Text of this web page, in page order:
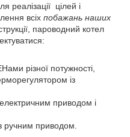
реалізації цілей і
всіх побажань наших
пароводний котел
різної потужності,
із
приводом і
приводом.